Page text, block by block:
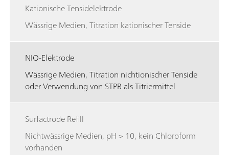
Kationische Tensidelektrode
Wässrige Medien, Titration kationischer Tenside
NIO-Elektrode
Wässrige Medien, Titration nichtionischer Tenside
oder Verwendung von STPB als Titriermittel
Surfactrode Refill
Nichtwässrige Medien, pH > 10, kein Chloroform
vorhanden